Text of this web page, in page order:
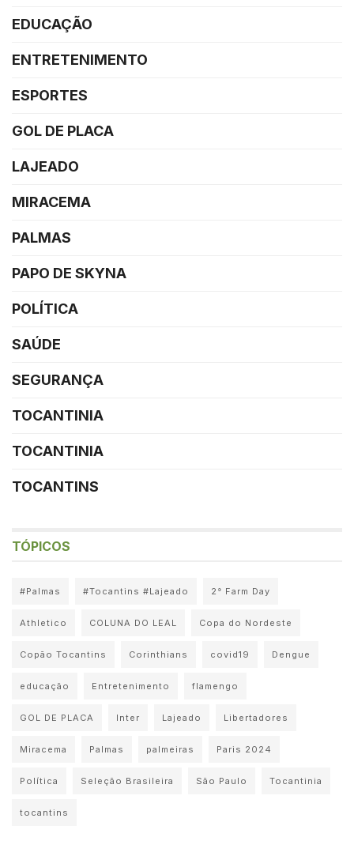
EDUCAÇÃO
ENTRETENIMENTO
ESPORTES
GOL DE PLACA
LAJEADO
MIRACEMA
PALMAS
PAPO DE SKYNA
POLÍTICA
SAÚDE
SEGURANÇA
TOCANTINIA
TOCANTINIA
TOCANTINS
TÓPICOS
#Palmas #Tocantins #Lajeado 2° Farm Day
Athletico COLUNA DO LEAL Copa do Nordeste
Copão Tocantins Corinthians covid19 Dengue
educação Entretenimento flamengo
GOL DE PLACA Inter Lajeado Libertadores
Miracema Palmas palmeiras Paris 2024
Política Seleção Brasileira São Paulo Tocantinia
tocantins